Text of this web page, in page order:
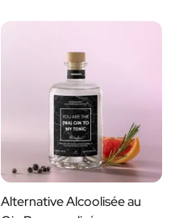
Alternative Alcoolisée au